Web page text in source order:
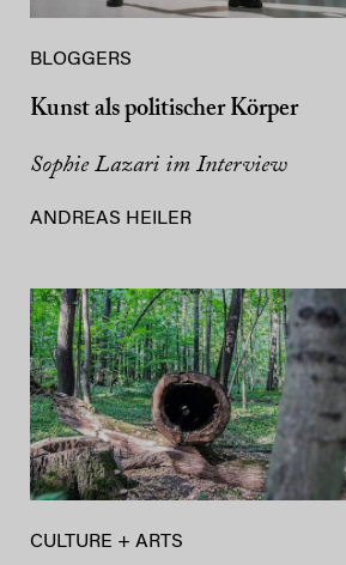
BLOGGERS
Kunst als politischer Körper
Sophie Lazari im Interview
ANDREAS HEILER
CULTURE + ARTS